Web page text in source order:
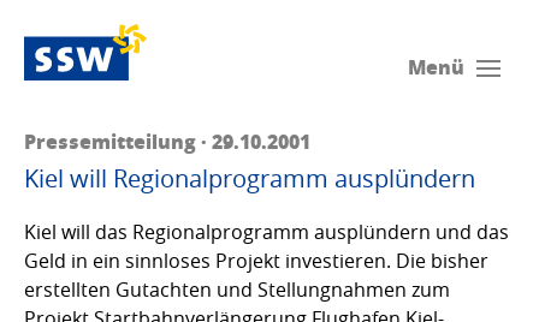
Menü
Pressemitteilung · 29.10.2001
Kiel will Regionalprogramm ausplündern
Kiel will das Regionalprogramm ausplündern und das
Geld in ein sinnloses Projekt investieren. Die bisher
erstellten Gutachten und Stellungnahmen zum